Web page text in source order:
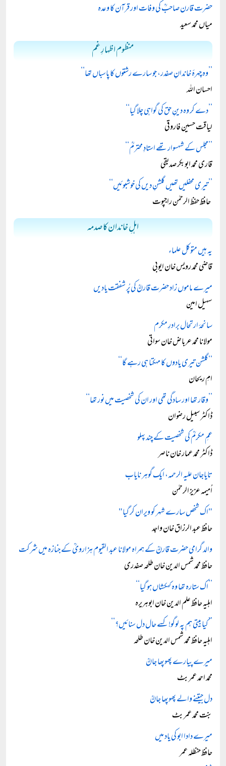
حضرت قارن صاحبؒ کی وفات اور قرآن کا وعدہ
میاں محمد سعید
منظوم اظہارِ غم
’’وہ چہرۂ خاندانِ صفدر، جو سارے رشتوں کا پاسباں تھا‘‘
احسان اللہ
’’دے کر وہ دینِ حق کی گواہی چلا گیا‘‘
لیاقت حسین فاروقی
’’مجلس کے شہسوار تھے استادِ محترمؒ‘‘
قاری محمد ابوبکر صدیقی
’’تیری محفلیں تھیں گلشنِ دیں کی خوشبوئیں‘‘
حافظ حفظ الرحمٰن راجپوت
اہلِ خاندان کا صدمہ
یہ ہیں متوکل علماء
قاضی محمد رویس خان ایوبی
میرے ماموں زاد حضرت قارنؒ کی پُر شفقت یادیں
سہیل امین
سانحۂ ارتحال برادرِ مکرم
مولانا محمد عرباض خان سواتی
’’گلشن تیری یادوں کا مہکتا ہی رہے گا‘‘
امِ ریحان
’’وقار تھا اور سادگی تھی اور ان کی شخصیت میں نور تھا‘‘
ڈاکٹر سبیل رضوان
عمِ مکرمؒ کی شخصیت کے چند پہلو
ڈاکٹر محمد عمار خان ناصر
تایاجان علیہ الرحمہ، ایک گوہر نایاب
اُمیمہ عزیز الرحمٰن
"اک شخص سارے شہر کو ویران کر گیا"
حافظ عبد الرزاق خان واجد
والد گرامی حضرت قارنؒ کے ہمراہ مولانا عبد القیوم ہزارویؒ کے جنازہ میں شرکت
حافظ محمد شمس الدین خان طلحہ صفدری
’’اک ستارہ تھا وہ کہکشاں ہو گیا‘‘
اہلیہ حافظ علم الدین خان ابوہریرہ
’’کیا بیتی ہم پہ لوگو! کسے حال دل سنائیں؟‘‘
اہلیہ حافظ محمد شمس الدین خان طلحہ
میرے پیارے پھوپھا جانؒ
محمد احمد عمر بٹ
دل جیتنے والے پھوپھا جانؒ
بنت محمد عمر بٹ
میرے دادا ابو کی یاد میں
حافظ حنظلہ عمر